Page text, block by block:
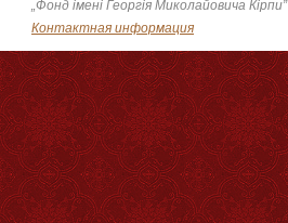
„Фонд імені Георгія Миколайовича Кірпи”
Контактная информация